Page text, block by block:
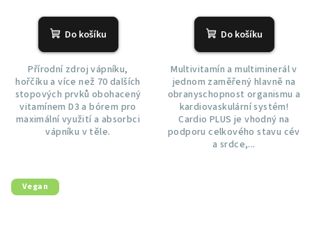
Do košíku
Přírodní zdroj vápníku,
hořčíku a více než 70 dalších
stopových prvků obohacený
vitamínem D3 a bórem pro
maximální využití a absorbci
vápníku v těle.
Do košíku
Multivitamín a multiminerál v
jednom zaměřený hlavně na
obranyschopnost organismu a
kardiovaskulární systém!
Cardio PLUS je vhodný na
podporu celkového stavu cév
a srdce,...
Vegan